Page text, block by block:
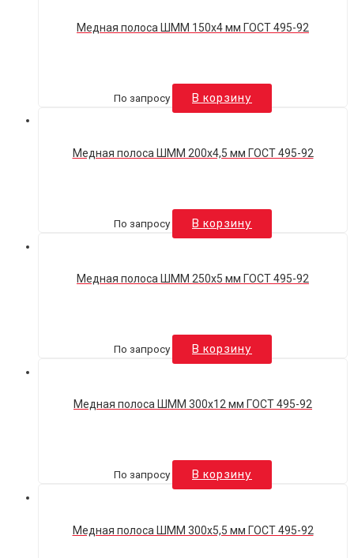
Медная полоса ШММ 150х4 мм ГОСТ 495-92
По запросу В корзину
Медная полоса ШММ 200х4,5 мм ГОСТ 495-92
По запросу В корзину
Медная полоса ШММ 250х5 мм ГОСТ 495-92
По запросу В корзину
Медная полоса ШММ 300х12 мм ГОСТ 495-92
По запросу В корзину
Медная полоса ШММ 300х5,5 мм ГОСТ 495-92